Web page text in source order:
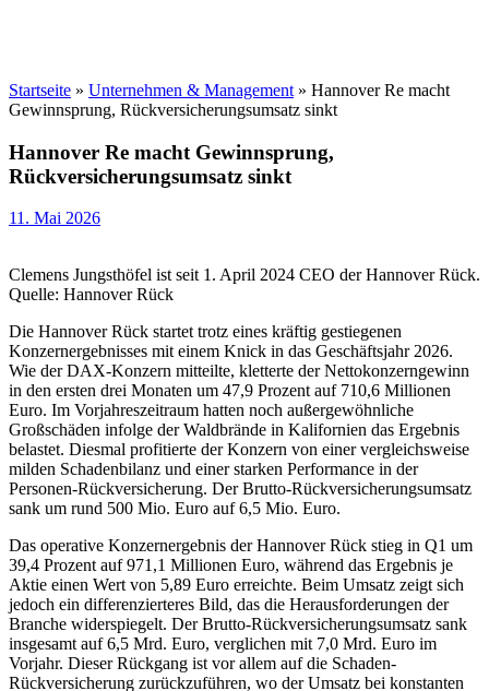
Startseite » Unternehmen & Management » Hannover Re macht
Gewinnsprung, Rückversicherungsumsatz sinkt
Hannover Re macht Gewinnsprung,
Rückversicherungsumsatz sinkt
11. Mai 2026
Clemens Jungsthöfel ist seit 1. April 2024 CEO der Hannover Rück.
Quelle: Hannover Rück
Die Hannover Rück startet trotz eines kräftig gestiegenen
Konzernergebnisses mit einem Knick in das Geschäftsjahr 2026.
Wie der DAX-Konzern mitteilte, kletterte der Nettokonzerngewinn
in den ersten drei Monaten um 47,9 Prozent auf 710,6 Millionen
Euro. Im Vorjahreszeitraum hatten noch außergewöhnliche
Großschäden infolge der Waldbrände in Kalifornien das Ergebnis
belastet. Diesmal profitierte der Konzern von einer vergleichsweise
milden Schadenbilanz und einer starken Performance in der
Personen-Rückversicherung. Der Brutto-Rückversicherungsumsatz
sank um rund 500 Mio. Euro auf 6,5 Mio. Euro.
Das operative Konzernergebnis der Hannover Rück stieg in Q1 um
39,4 Prozent auf 971,1 Millionen Euro, während das Ergebnis je
Aktie einen Wert von 5,89 Euro erreichte. Beim Umsatz zeigt sich
jedoch ein differenzierteres Bild, das die Herausforderungen der
Branche widerspiegelt. Der Brutto-Rückversicherungsumsatz sank
insgesamt auf 6,5 Mrd. Euro, verglichen mit 7,0 Mrd. Euro im
Vorjahr. Dieser Rückgang ist vor allem auf die Schaden-
Rückversicherung zurückzuführen, wo der Umsatz bei konstanten